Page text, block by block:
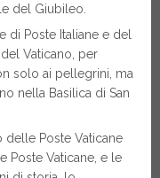
del Giubileo.
di Poste Italiane e del
Vaticano, per
solo ai pellegrini, ma
nella Basilica di San
delle Poste Vaticane
Poste Vaticane, e le